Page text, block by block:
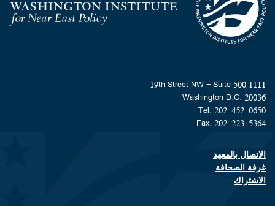
Homepage
1111 19th Street NW - Suite 500
Washington D.C. 20036
Tel: 202-452-0650
Fax: 202-223-5364
Footer contact links
الاتصال بالمعهد
غرفة الصحافة
الاشتراك